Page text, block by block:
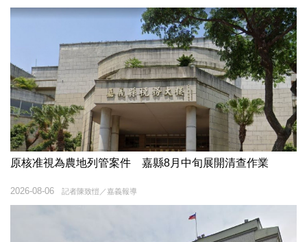
原核准視為農地列管案件 嘉縣8月中旬展開清查作業
記者陳致愷／嘉義報導
2026-08-06